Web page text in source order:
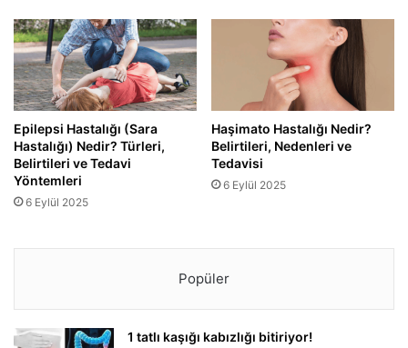
Epilepsi Hastalığı (Sara
Hastalığı) Nedir? Türleri,
Belirtileri ve Tedavi
Yöntemleri
6 Eylül 2025
Haşimato Hastalığı Nedir?
Belirtileri, Nedenleri ve
Tedavisi
6 Eylül 2025
Popüler
1 tatlı kaşığı kabızlığı bitiriyor!